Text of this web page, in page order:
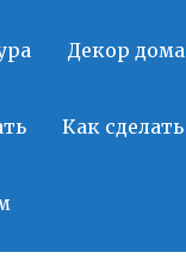
Декор дома
Как сделать